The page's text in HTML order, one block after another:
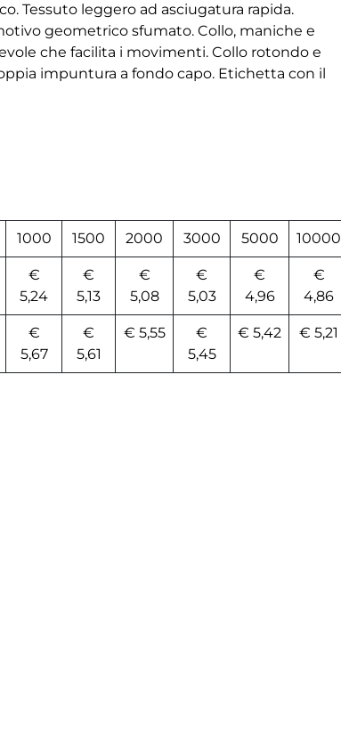
Tessuto leggero ad asciugatura rapida.
geometrico sfumato. Collo, maniche e
che facilita i movimenti. Collo rotondo e
impuntura a fondo capo. Etichetta con il
1000 1500 2000 3000 5000 10000
€
5,24
€
5,13
€
5,08
€
5,03
€
4,96
€
4,86
€
5,67
€
5,61
€ 5,55
€
5,45
€ 5,42 € 5,21